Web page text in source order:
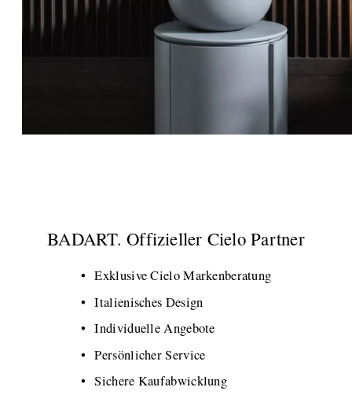
BADART. Offizieller Cielo Partner
Exklusive Cielo Markenberatung
Italienisches Design
Individuelle Angebote
Persönlicher Service
Sichere Kaufabwicklung